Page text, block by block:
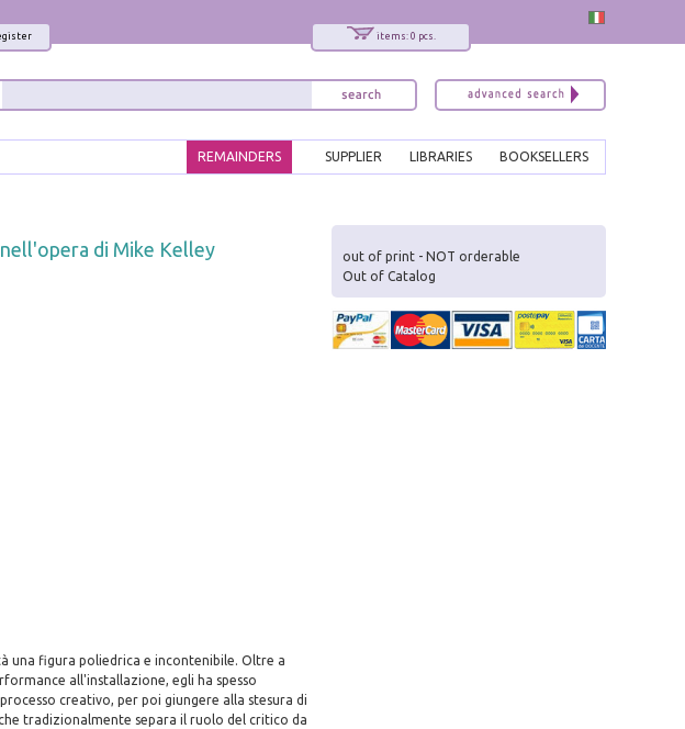
items: 0 pcs.
BOOKSELLERS
LIBRARIES
SUPPLIER
REMAINDERS
di Mike Kelley
una figura poliedrica e incontenibile. Oltre a
all'installazione, egli ha spesso
creativo, per poi giungere alla stesura di
tradizionalmente separa il ruolo del critico da
out of print - NOT orderable
Out of Catalog
x
Interessato ai nostri libri?
Allora iscriviti alla nostra newsletter!
Sarai informato delle nostre novità, potrai
comunque cancellarti quando desideri.